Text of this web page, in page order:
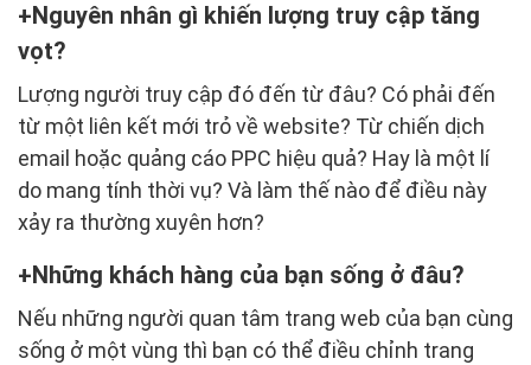
Nguyên nhân gì khiến lượng truy cập tăng
vọt?
Lượng người truy cập đó đến từ đâu? Có phải đến
từ một liên kết mới trỏ về website? Từ chiến dịch
email hoặc quảng cáo PPC hiệu quả? Hay là một lí
do mang tính thời vụ? Và làm thế nào để điều này
xảy ra thường xuyên hơn?
Những khách hàng của bạn sống ở đâu?
Nếu những người quan tâm trang web của bạn cùng
sống ở một vùng thì bạn có thể điều chỉnh trang